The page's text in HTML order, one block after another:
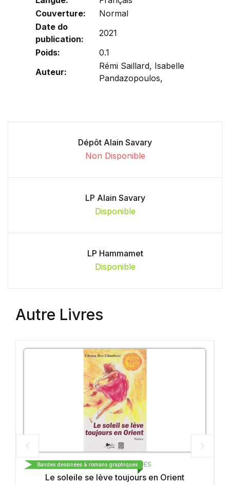
Couverture:
Normal
Date do
publication:
2021
Poids:
0.1
Auteur:
Rémi Saillard, Isabelle
Pandazopoulos,
Dépôt Alain Savary
Non Disponible
LP Alain Savary
Disponible
LP Hammamet
Disponible
Autre Livres
ÉDITIONS ARABESQUES
se lève toujours en Orient
& romans graphiques
Harry Potter et